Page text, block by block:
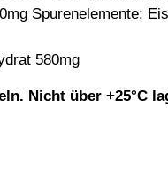
Spurenelemente:
580mg
Nicht über +25°C